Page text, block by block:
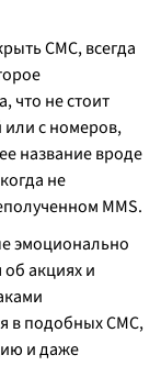
СМС, всегда
что не стоит
с номеров,
название вроде
не
MMS.
эмоционально
акциях и
в подобных СМС,
и даже